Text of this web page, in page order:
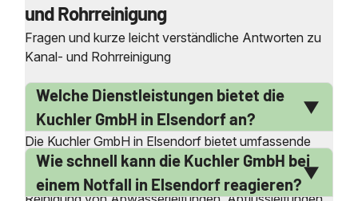
und Rohrreinigung
Fragen und kurze leicht verständliche Antworten zu
Kanal- und Rohrreinigung
Welche Dienstleistungen bietet die
Kuchler GmbH in Elsendorf an?
Die Kuchler GmbH in Elsendorf bietet umfassende
Dienstleistungen im Bereich der Kanal- und
Rohrreinigung an. Dazu gehören die professionelle
Wie schnell kann die Kuchler GmbH bei
einem Notfall in Elsendorf reagieren?